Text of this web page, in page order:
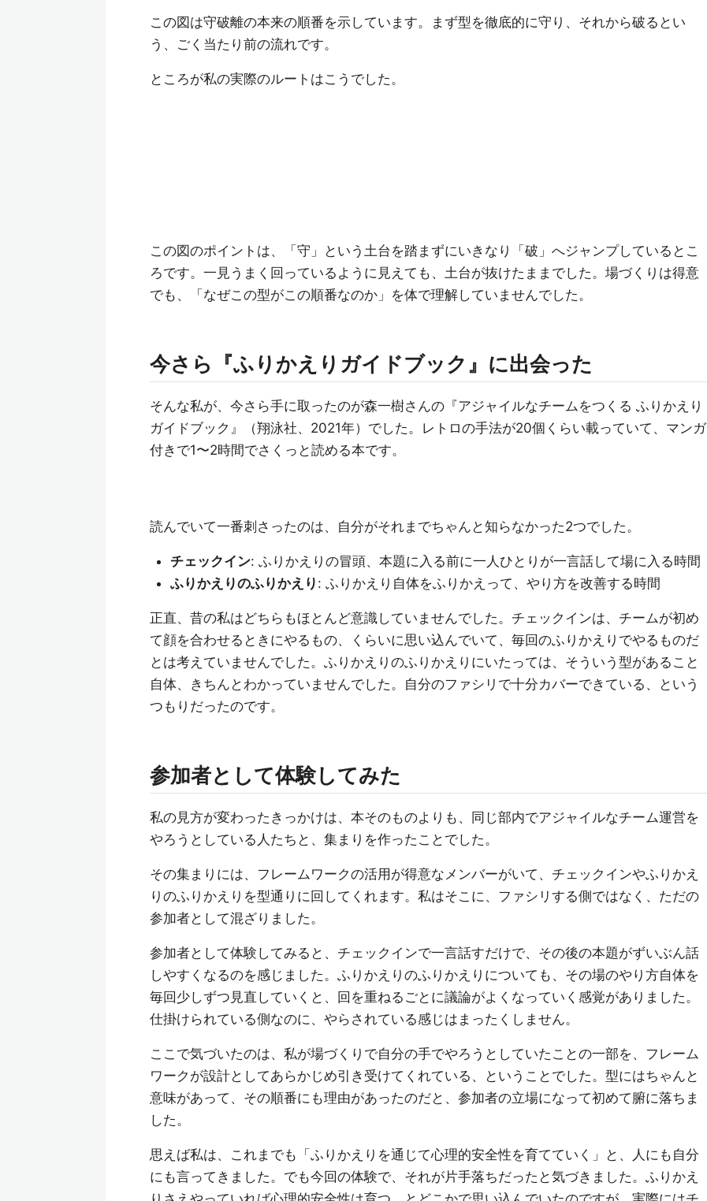
この図は守破離の本来の順番を示しています。まず型を徹底的に守り、それから破るとい
う、ごく当たり前の流れです。
ところが私の実際のルートはこうでした。
この図のポイントは、「守」という土台を踏まずにいきなり「破」へジャンプしているとこ
ろです。一見うまく回っているように見えても、土台が抜けたままでした。場づくりは得意
でも、「なぜこの型がこの順番なのか」を体で理解していませんでした。
今さら『ふりかえりガイドブック』に出会った
そんな私が、今さら手に取ったのが森一樹さんの『アジャイルなチームをつくる ふりかえり
ガイドブック』（翔泳社、2021年）でした。レトロの手法が20個くらい載っていて、マンガ
付きで1〜2時間でさくっと読める本です。
読んでいて一番刺さったのは、自分がそれまでちゃんと知らなかった2つでした。
チェックイン: ふりかえりの冒頭、本題に入る前に一人ひとりが一言話して場に入る時間
ふりかえりのふりかえり : ふりかえり自体をふりかえって、やり方を改善する時間
正直、昔の私はどちらもほとんど意識していませんでした。チェックインは、チームが初め
て顔を合わせるときにやるもの、くらいに思い込んでいて、毎回のふりかえりでやるものだ
とは考えていませんでした。ふりかえりのふりかえりにいたっては、そういう型があること
自体、きちんとわかっていませんでした。自分のファシリで十分カバーできている、という
つもりだったのです。
参加者として体験してみた
私の見方が変わったきっかけは、本そのものよりも、同じ部内でアジャイルなチーム運営を
やろうとしている人たちと、集まりを作ったことでした。
その集まりには、フレームワークの活用が得意なメンバーがいて、チェックインやふりかえ
りのふりかえりを型通りに回してくれます。私はそこに、ファシリする側ではなく、ただの
参加者として混ざりました。
参加者として体験してみると、チェックインで一言話すだけで、その後の本題がずいぶん話
しやすくなるのを感じました。ふりかえりのふりかえりについても、その場のやり方自体を
毎回少しずつ見直していくと、回を重ねるごとに議論がよくなっていく感覚がありました。
仕掛けられている側なのに、やらされている感じはまったくしません。
ここで気づいたのは、私が場づくりで自分の手でやろうとしていたことの一部を、フレーム
ワークが設計としてあらかじめ引き受けてくれている、ということでした。型にはちゃんと
意味があって、その順番にも理由があったのだと、参加者の立場になって初めて腑に落ちま
した。
思えば私は、これまでも「ふりかえりを通じて心理的安全性を育てていく」と、人にも自分
にも言ってきました。でも今回の体験で、それが片手落ちだったと気づきました。ふりかえ